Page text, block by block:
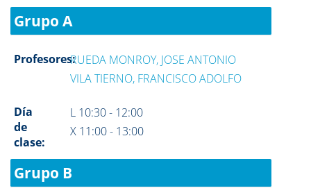
Grupo A
Profesores:RUEDA MONROY, JOSE ANTONIO
VILA TIERNO, FRANCISCO ADOLFO
Día
de
clase:
L 10:30 - 12:00
X 11:00 - 13:00
Grupo B